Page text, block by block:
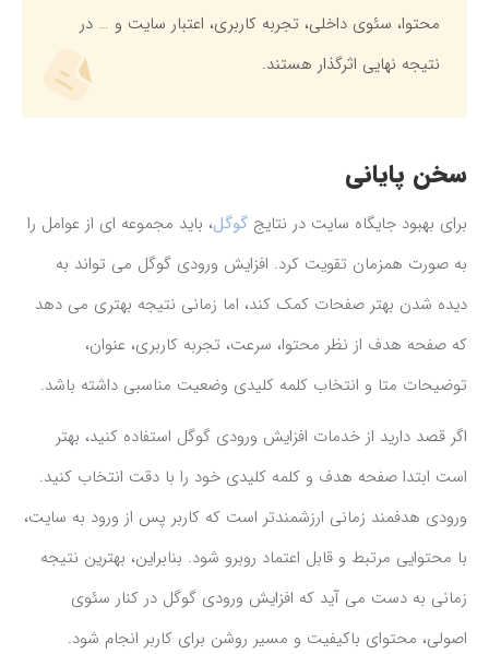
محتوا، سئوی داخلی، تجربه کاربری، اعتبار سایت و … در
نتیجه نهایی اثرگذار هستند.
سخن پایانی
برای بهبود جایگاه سایت در نتایج گوگل، باید مجموعه ای از عوامل را
به صورت همزمان تقویت کرد. افزایش ورودی گوگل می تواند به
دیده شدن بهتر صفحات کمک کند، اما زمانی نتیجه بهتری می دهد
که صفحه هدف از نظر محتوا، سرعت، تجربه کاربری، عنوان،
توضیحات متا و انتخاب کلمه کلیدی وضعیت مناسبی داشته باشد.
اگر قصد دارید از خدمات افزایش ورودی گوگل استفاده کنید، بهتر
است ابتدا صفحه هدف و کلمه کلیدی خود را با دقت انتخاب کنید.
ورودی هدفمند زمانی ارزشمندتر است که کاربر پس از ورود به سایت،
با محتوایی مرتبط و قابل اعتماد روبرو شود. بنابراین، بهترین نتیجه
زمانی به دست می آید که افزایش ورودی گوگل در کنار سئوی
اصولی، محتوای باکیفیت و مسیر روشن برای کاربر انجام شود.